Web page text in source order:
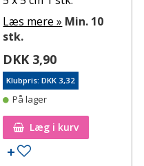
Læs mere » Min. 10
stk.
DKK 3,90
Klubpris: DKK 3,32
På lager
Læg i kurv
Tilføj til ønskeseddel